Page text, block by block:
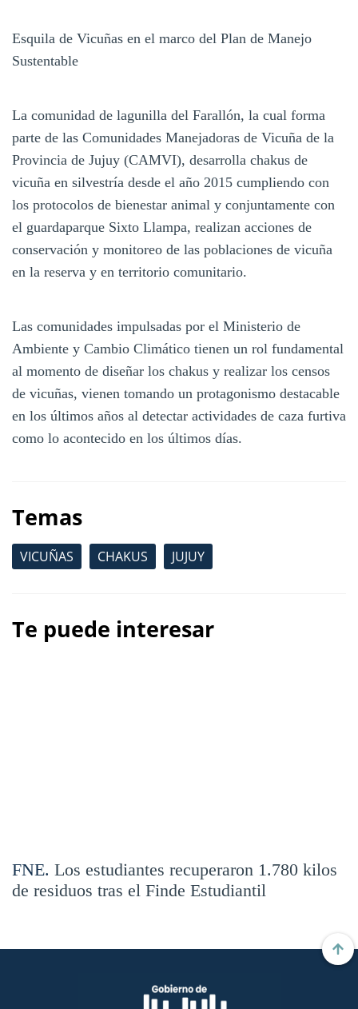
Esquila de Vicuñas en el marco del Plan de Manejo
Sustentable
La comunidad de lagunilla del Farallón, la cual forma
parte de las Comunidades Manejadoras de Vicuña de la
Provincia de Jujuy (CAMVI), desarrolla chakus de
vicuña en silvestría desde el año 2015 cumpliendo con
los protocolos de bienestar animal y conjuntamente con
el guardaparque Sixto Llampa, realizan acciones de
conservación y monitoreo de las poblaciones de vicuña
en la reserva y en territorio comunitario.
Las comunidades impulsadas por el Ministerio de
Ambiente y Cambio Climático tienen un rol fundamental
al momento de diseñar los chakus y realizar los censos
de vicuñas, vienen tomando un protagonismo destacable
en los últimos años al detectar actividades de caza furtiva
como lo acontecido en los últimos días.
Temas
VICUÑAS CHAKUS JUJUY
Te puede interesar
FNE. Los estudiantes recuperaron 1.780 kilos
de residuos tras el Finde Estudiantil